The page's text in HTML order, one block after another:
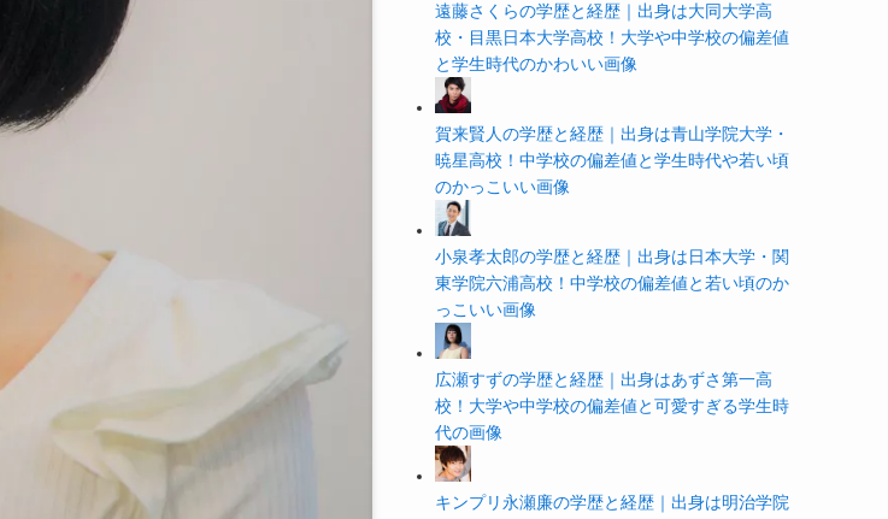
遠藤さくらの学歴と経歴｜出身は大同大学高
校・目黒日本大学高校！大学や中学校の偏差値
と学生時代のかわいい画像
賀来賢人の学歴と経歴｜出身は青山学院大学・
暁星高校！中学校の偏差値と学生時代や若い頃
のかっこいい画像
小泉孝太郎の学歴と経歴｜出身は日本大学・関
東学院六浦高校！中学校の偏差値と若い頃のか
っこいい画像
広瀬すずの学歴と経歴｜出身はあずさ第一高
校！大学や中学校の偏差値と可愛すぎる学生時
代の画像
キンプリ永瀬廉の学歴と経歴｜出身は明治学院